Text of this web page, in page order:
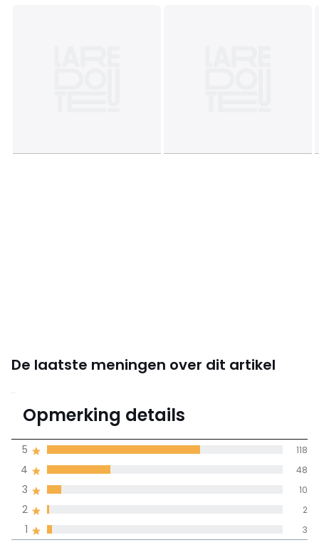
De laatste meningen over dit artikel
4.5
gemiddelde bereikt
door alle landen
100% gecertificeerde beoordelingen,
4 48
5
Opmerking details
1 3
2 2
3 10
4 48
5 118